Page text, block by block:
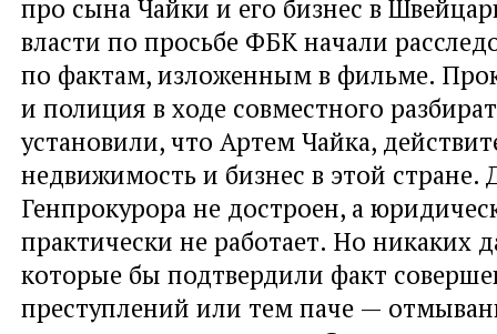
про сына Чайки и его бизнес в
власти по просьбе ФБК начали
по фактам, изложенным в фильме.
и полиция в ходе совместного
установили, что Артем Чайка,
недвижимость и бизнес в этой стране.
Генпрокурора не достроен, а
практически не работает. Но никаких
которые бы подтвердили факт
преступлений или тем паче —